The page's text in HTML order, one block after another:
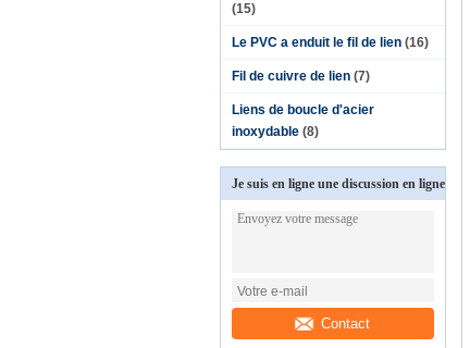
(15)
Le PVC a enduit le fil de lien (16)
Fil de cuivre de lien (7)
Liens de boucle d'acier
inoxydable (8)
Je suis en ligne une discussion en ligne
Contact